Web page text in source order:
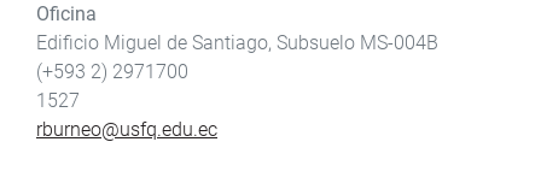
Oficina
Edificio Miguel de Santiago, Subsuelo MS-004B
(+593 2) 2971700
1527
rburneo@usfq.edu.ec